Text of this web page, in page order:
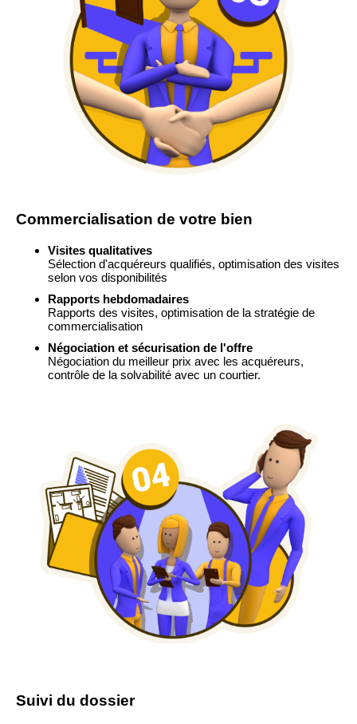
Commercialisation de votre bien
Visites qualitatives
Sélection d'acquéreurs qualifiés, optimisation des visites
selon vos disponibilités
Rapports hebdomadaires
Rapports des visites, optimisation de la stratégie de
commercialisation
Négociation et sécurisation de l'offre
Négociation du meilleur prix avec les acquéreurs,
contrôle de la solvabilité avec un courtier.
Suivi du dossier